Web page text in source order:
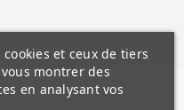
et ceux de tiers
montrer des
en analysant vos